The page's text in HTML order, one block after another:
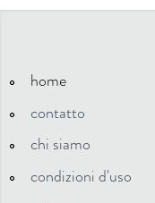
home
contatto
chi siamo
condizioni d'uso